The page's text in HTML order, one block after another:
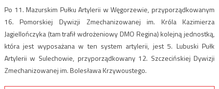
Po 11. Mazurskim Pułku Artylerii w Węgorzewie, przyporządkowanym
16. Pomorskiej Dywizji Zmechanizowanej im. Króla Kazimierza
Jagiellończyka (tam trafił wdrożeniowy DMO Regina) kolejną jednostką,
która jest wyposażana w ten system artylerii, jest 5. Lubuski Pułk
Artylerii w Sulechowie, przyporządkowany 12. Szczecińskiej Dywizji
Zmechanizowanej im. Bolesława Krzywoustego.